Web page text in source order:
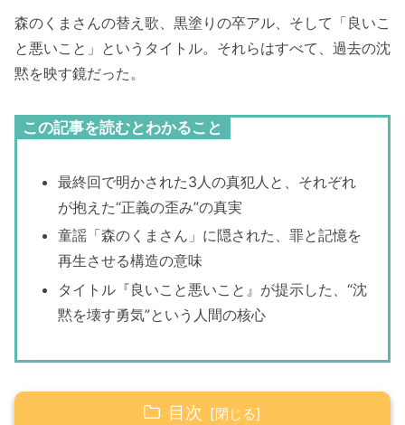
森のくまさんの替え歌、黒塗りの卒アル、そして「良いこ
と悪いこと」というタイトル。それらはすべて、過去の沈
黙を映す鏡だった。
この記事を読むとわかること
最終回で明かされた3人の真犯人と、それぞれ
が抱えた“正義の歪み”の真実
童謡「森のくまさん」に隠された、罪と記憶を
再生させる構造の意味
タイトル『良いこと悪いこと』が提示した、“沈
黙を壊す勇気”という人間の核心
目次